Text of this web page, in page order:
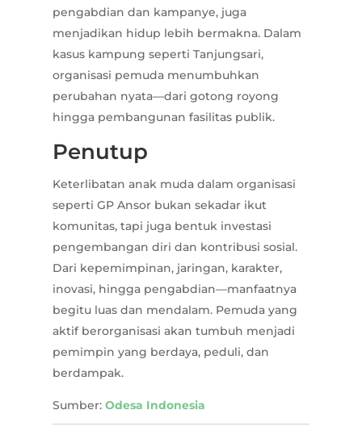
pengabdian dan kampanye, juga
menjadikan hidup lebih bermakna. Dalam
kasus kampung seperti Tanjungsari,
organisasi pemuda menumbuhkan
perubahan nyata—dari gotong royong
hingga pembangunan fasilitas publik.
Penutup
Keterlibatan anak muda dalam organisasi
seperti GP Ansor bukan sekadar ikut
komunitas, tapi juga bentuk investasi
pengembangan diri dan kontribusi sosial.
Dari kepemimpinan, jaringan, karakter,
inovasi, hingga pengabdian—manfaatnya
begitu luas dan mendalam. Pemuda yang
aktif berorganisasi akan tumbuh menjadi
pemimpin yang berdaya, peduli, dan
berdampak.
Sumber: Odesa Indonesia